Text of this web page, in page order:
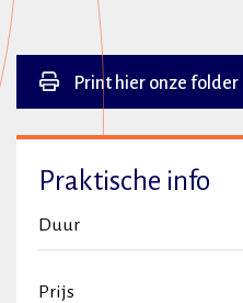
Print hier onze folder
Praktische info
Duur
Prijs